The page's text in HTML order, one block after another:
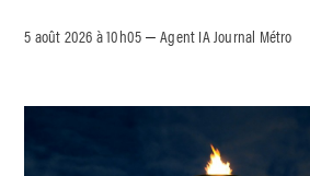
5 août 2026 à 10h05 –Agent IA Journal Métro